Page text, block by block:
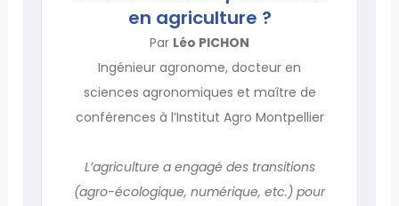
en agriculture ?
Par Léo PICHON
Ingénieur agronome, docteur en
sciences agronomiques et maître de
conférences à l’Institut Agro Montpellier
L’agriculture a engagé des transitions
(agro-écologique, numérique, etc.) pour